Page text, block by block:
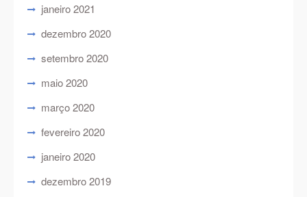
janeiro 2021
dezembro 2020
setembro 2020
maio 2020
março 2020
fevereiro 2020
janeiro 2020
dezembro 2019